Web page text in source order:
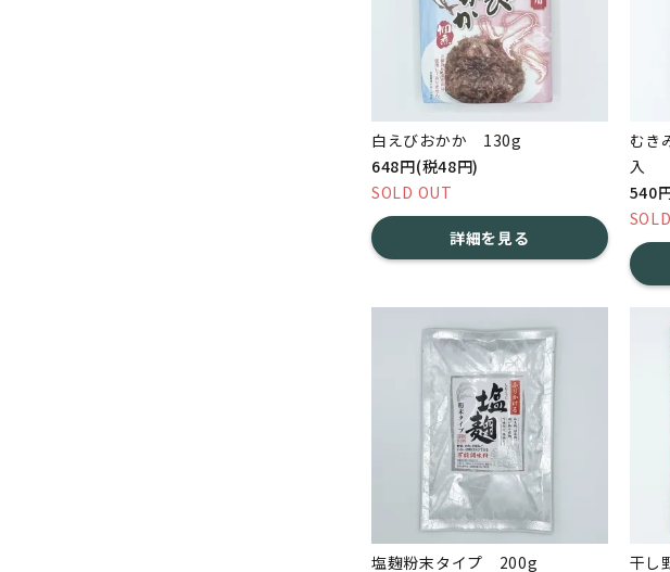
白えびおかか 130g
648円(税48円)
SOLD OUT
詳細を見る
むき
入
540
塩麹粉末タイプ 200g 干し